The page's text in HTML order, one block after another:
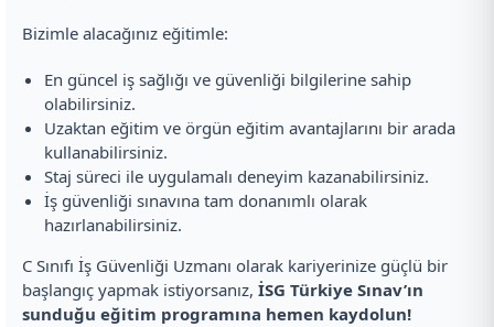
Bizimle alacağınız eğitimle:
En güncel iş sağlığı ve güvenliği bilgilerine sahip
olabilirsiniz.
Uzaktan eğitim ve örgün eğitim avantajlarını bir arada
kullanabilirsiniz.
Staj süreci ile uygulamalı deneyim kazanabilirsiniz.
İş güvenliği sınavına tam donanımlı olarak
hazırlanabilirsiniz.
C Sınıfı İş Güvenliği Uzmanı olarak kariyerinize güçlü bir
başlangıç yapmak istiyorsanız, İSG Türkiye Sınav’ın
sunduğu eğitim programına hemen kaydolun!